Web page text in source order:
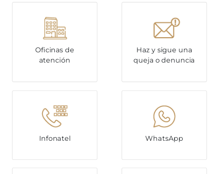
Oficinas de
atención
Haz y sigue una
queja o denuncia
Infonatel WhatsApp